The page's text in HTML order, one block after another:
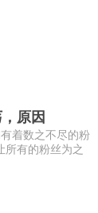
原因
着数之不尽的粉
所有的粉丝为之